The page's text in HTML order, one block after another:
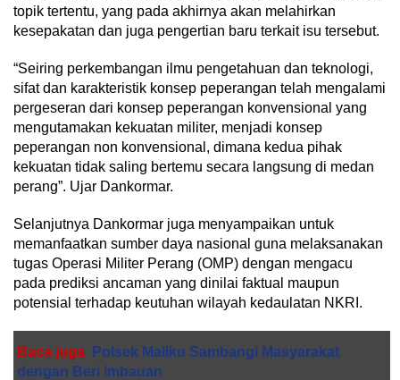
topik tertentu, yang pada akhirnya akan melahirkan
kesepakatan dan juga pengertian baru terkait isu tersebut.
“Seiring perkembangan ilmu pengetahuan dan teknologi,
sifat dan karakteristik konsep peperangan telah mengalami
pergeseran dari konsep peperangan konvensional yang
mengutamakan kekuatan militer, menjadi konsep
peperangan non konvensional, dimana kedua pihak
kekuatan tidak saling bertemu secara langsung di medan
perang”. Ujar Dankormar.
Selanjutnya Dankormar juga menyampaikan untuk
memanfaatkan sumber daya nasional guna melaksanakan
tugas Operasi Militer Perang (OMP) dengan mengacu
pada prediksi ancaman yang dinilai faktual maupun
potensial terhadap keutuhan wilayah kedaulatan NKRI.
Baca juga
Polsek Maliku Sambangi Masyarakat
dengan Beri Imbauan